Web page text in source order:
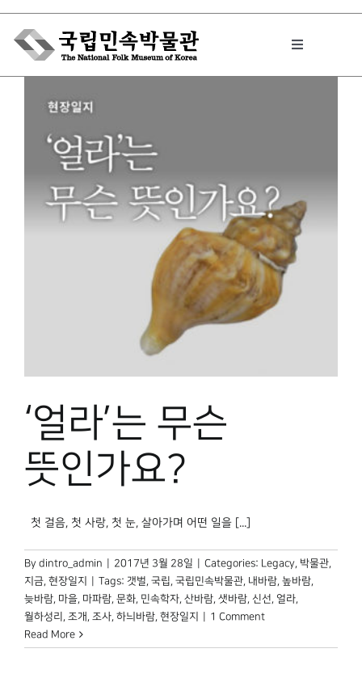
Skip
content
Toggle
박물관에서는
민속이야기
‘얼라’는 무슨
뜻인가요?
첫 걸음, 첫 사랑, 첫 눈, 살아가며 어떤 일을 [...]
By dintro_admin 2017년 3월 28일 Categories: Legacy, 박물관,
지금, 현장일지 Tags: 갯벌, 국립, 국립민속박물관, 내바람, 높바람,
늦바람, 마을, 마파람, 문화, 민속학자, 산바람, 샛바람, 신선, 얼라,
월하성리 , 조개 , 조사, 하늬바람, 현장일지
1 Comment
Read More